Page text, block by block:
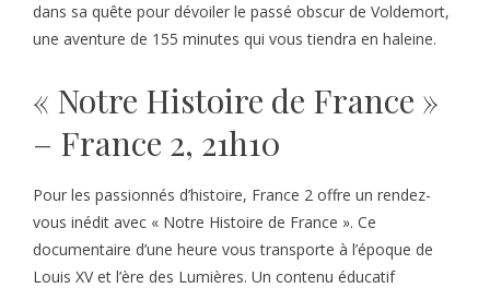
dans sa quête pour dévoiler le passé obscur de Voldemort,
une aventure de 155 minutes qui vous tiendra en haleine.
« Notre Histoire de France »
– France 2, 21h10
Pour les passionnés d’histoire, France 2 offre un rendez-
vous inédit avec « Notre Histoire de France ». Ce
documentaire d’une heure vous transporte à l’époque de
Louis XV et l’ère des Lumières. Un contenu éducatif